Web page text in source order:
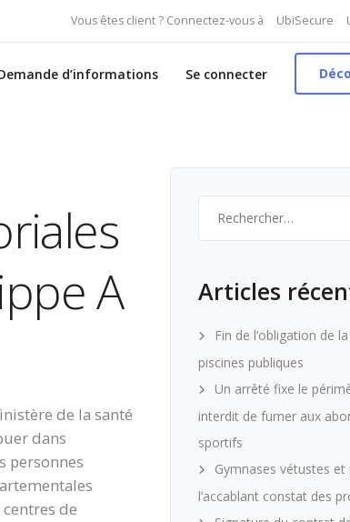
Vous êtes client ? Connectez-vous à UbiSecure
d’informations Se connecter
A
de la santé
dans
personnes
de
Articles
Fin de l’obligation de
piscines publiques
Un arrêté fixe le
interdit de fumer aux
sportifs
Gymnases vétustes
l’accablant constat des